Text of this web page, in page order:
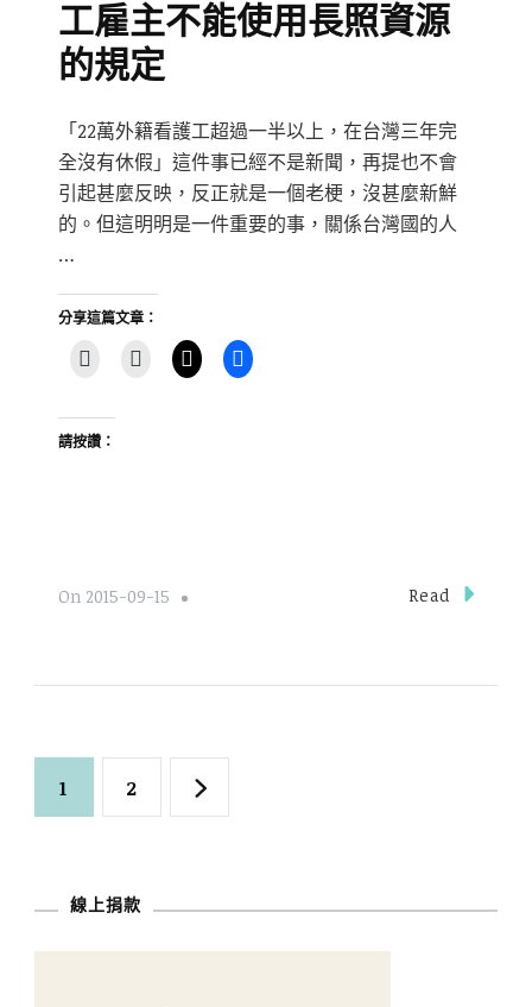
工雇主不能使用長照資源
的規定
「22萬外籍看護工超過一半以上，在台灣三年完
全沒有休假」這件事已經不是新聞，再提也不會
引起甚麼反映，反正就是一個老梗，沒甚麼新鮮
的。但這明明是一件重要的事，關係台灣國的人
…
分享這篇文章：
請按讚：
On 2015-09-15 Read
文
分
頁
Page
1 Page
2
線上捐款